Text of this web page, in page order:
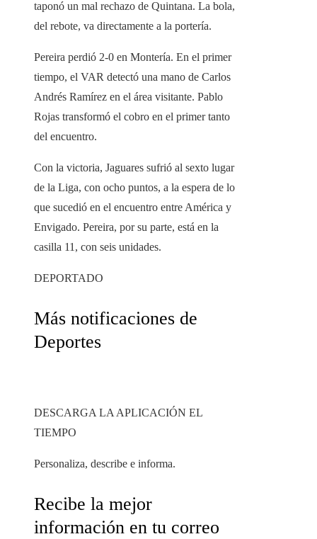
taponó un mal rechazo de Quintana. La bola,
del rebote, va directamente a la portería.
Pereira perdió 2-0 en Montería. En el primer
tiempo, el VAR detectó una mano de Carlos
Andrés Ramírez en el área visitante. Pablo
Rojas transformó el cobro en el primer tanto
del encuentro.
Con la victoria, Jaguares sufrió al sexto lugar
de la Liga, con ocho puntos, a la espera de lo
que sucedió en el encuentro entre América y
Envigado. Pereira, por su parte, está en la
casilla 11, con seis unidades.
DEPORTADO
Más notificaciones de
Deportes
DESCARGA LA APLICACIÓN EL
TIEMPO
Personaliza, describe e informa.
Recibe la mejor
información en tu correo